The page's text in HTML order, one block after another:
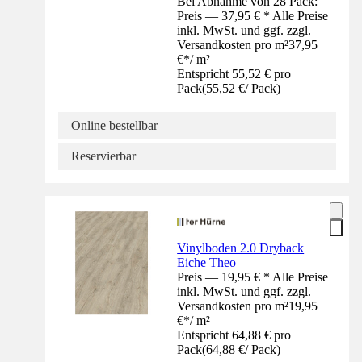
Preis — 37,95 € * Alle Preise
inkl. MwSt. und ggf. zzgl.
Versandkosten pro m²37,95
€*/ m²
Entspricht 55,52 € pro
Pack(55,52 €/ Pack)
Online bestellbar
Reservierbar
Vinylboden 2.0 Dryback
Eiche Theo
Preis — 19,95 € * Alle Preise
inkl. MwSt. und ggf. zzgl.
Versandkosten pro m²19,95
€*/ m²
Entspricht 64,88 € pro
Pack(64,88 €/ Pack)